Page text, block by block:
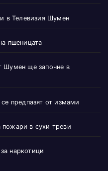
в Телевизия Шумен
пшеницата
Шумен ще започне в
предпазят от измами
в сухи треви
наркотици